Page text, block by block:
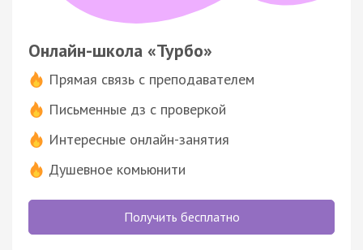
Онлайн-школа «Турбо»
Прямая связь с преподавателем
Письменные дз с проверкой
Интересные онлайн-занятия
Душевное комьюнити
Получить бесплатно